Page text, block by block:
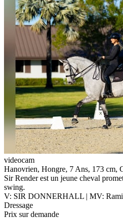
videocam
Hanovrien, Hongre, 7 Ans, 173 cm,
Sir Render est un jeune cheval
swing.
V: SIR DONNERHALL | MV:
Dressage
Prix sur demande